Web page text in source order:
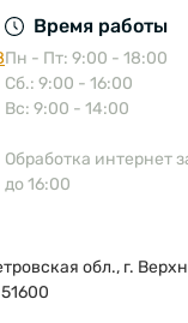
Время работы
Пн - Пт: 9:00 - 18:00
Сб.: 9:00 - 16:00
Вс: 9:00 - 14:00
Обработка интернет
до 16:00
обл., г.